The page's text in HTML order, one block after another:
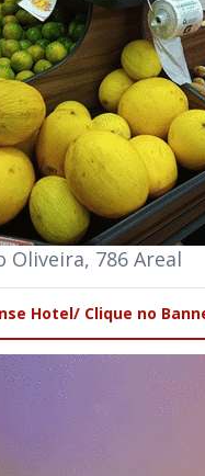
Oliveira, 786 Areal
Hotel/ Clique no